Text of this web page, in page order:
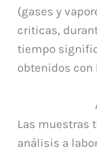
(gases y
criticas,
tiempo
obtenidos
Las muestras
análisis a